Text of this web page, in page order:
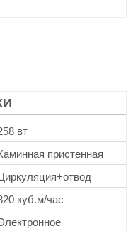
вт
пристенная
куб.м/час